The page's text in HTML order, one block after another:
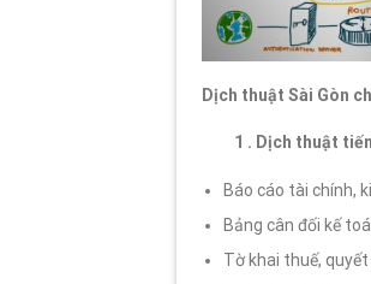
Dịch thuật Sài Gòn
1 . Dịch thuật
Báo cáo tài chính,
Bảng cân đối kế
Tờ khai thuế,